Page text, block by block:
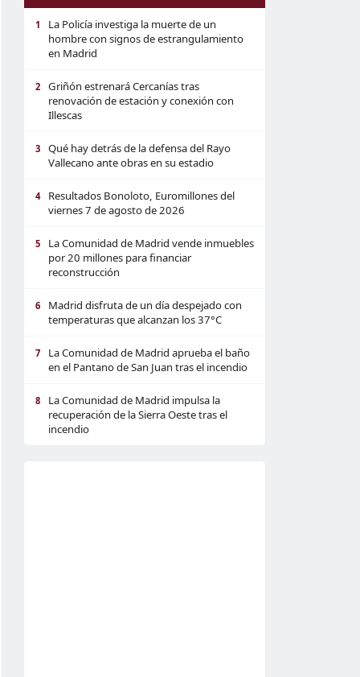
1
La Policía investiga la muerte de un
hombre con signos de estrangulamiento
en Madrid
2
Griñón estrenará Cercanías tras
renovación de estación y conexión con
Illescas
3
Qué hay detrás de la defensa del Rayo
Vallecano ante obras en su estadio
4
Resultados Bonoloto, Euromillones del
viernes 7 de agosto de 2026
5
La Comunidad de Madrid vende inmuebles
por 20 millones para financiar
reconstrucción
6
Madrid disfruta de un día despejado con
temperaturas que alcanzan los 37°C
7
La Comunidad de Madrid aprueba el baño
en el Pantano de San Juan tras el incendio
8
La Comunidad de Madrid impulsa la
recuperación de la Sierra Oeste tras el
incendio